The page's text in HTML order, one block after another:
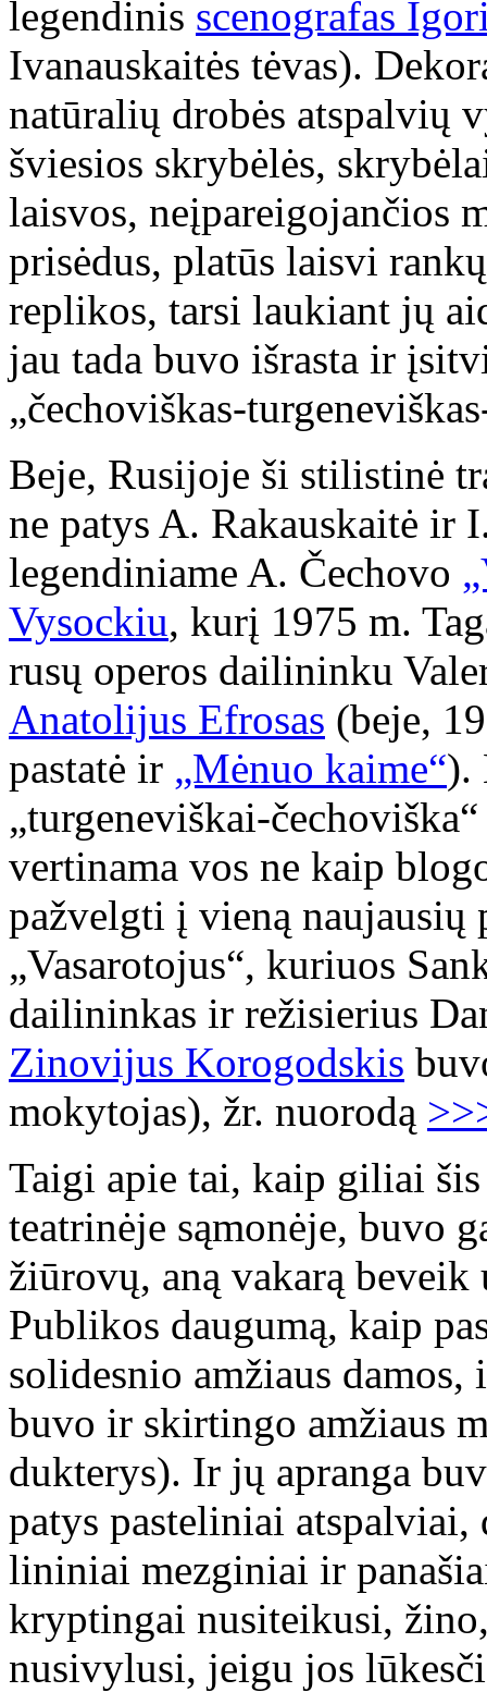
legendinis scenografas
Ivanauskaitės tėvas).
natūralių drobės atspalvių
šviesios skrybėlės,
laisvos, neįpareigojančios
prisėdus, platūs laisvi
replikos, tarsi laukiant jų
jau tada buvo išrasta ir
„čechoviškas-
Beje, Rusijoje ši stilistinė
ne patys A. Rakauskaitė ir
legendiniame A. Čechovo
Vysockiu, kurį 1975 m.
rusų operos dailininku
Anatolijus Efrosas (beje,
pastatė ir „Mėnuo kaime“).
„turgeneviškai-
vertinama vos ne kaip
pažvelgti į vieną
„Vasarotojus“, kuriuos
dailininkas ir režisierius
Zinovijus Korogodskis
mokytojas), žr. nuorodą
Taigi apie tai, kaip giliai
teatrinėje sąmonėje, buvo
žiūrovų, aną vakarą
Publikos daugumą, kaip
solidesnio amžiaus
buvo ir skirtingo amžiaus
dukterys). Ir jų apranga
patys pasteliniai atspalviai,
lininiai mezginiai ir
kryptingai nusiteikusi,
nusivylusi, jeigu jos